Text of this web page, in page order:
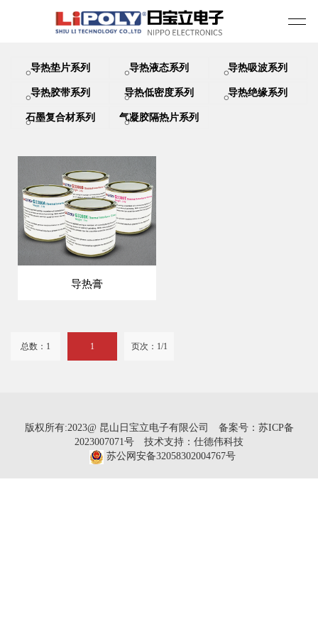
导热垫片系列 导热液态系列 导热吸波系列
导热胶带系列 导热低密度系列 导热绝缘系列
石墨复合材系列 气凝胶隔热片系列
导热膏
总数：1 1 页次：1/1
版权所有:2023@ 昆山日宝立电子有限公司
备案号：苏ICP备
2023007071号
技术支持：仕德伟科技
苏公网安备32058302004767号